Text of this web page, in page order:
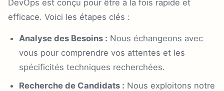
DevOps est conçu pour être à la fois rapide et
efficace. Voici les étapes clés :
Analyse des Besoins : Nous échangeons avec
vous pour comprendre vos attentes et les
spécificités techniques recherchées.
Recherche de Candidats : Nous exploitons notre